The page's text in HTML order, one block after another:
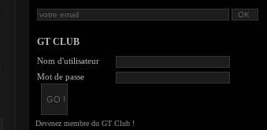
GT CLUB
Nom d'utilisateur
Mot de passe